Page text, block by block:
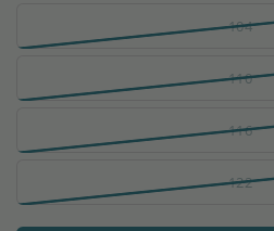
104
110
116
122